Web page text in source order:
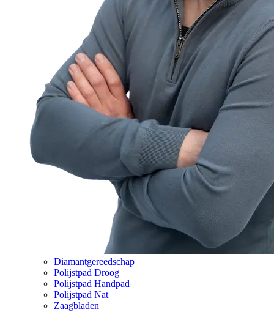
Diamantgereedschap
Polijstpad Droog
Polijstpad Handpad
Polijstpad Nat
Zaagbladen